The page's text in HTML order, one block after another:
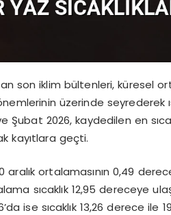
son iklim bültenleri, küresel
üzerinde seyrederek
Şubat 2026, kaydedilen en
kayıtlara geçti.
aralık ortalamasının 0,49
sıcaklık 12,95 dereceye
ise sıcaklık 13,26 derece ile